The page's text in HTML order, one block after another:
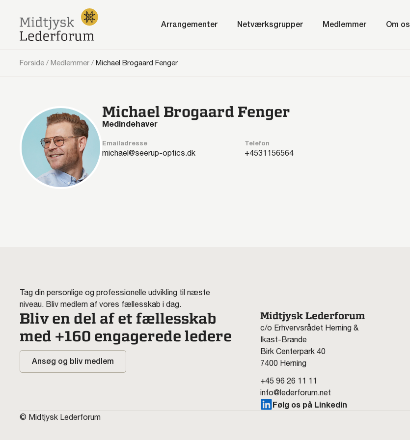
Arrangementer Netværksgrupper Medlemmer Om os
Forside / Medlemmer / Michael Brogaard Fenger
Michael Brogaard Fenger
Medindehaver
Emailadresse
michael@seerup-optics.dk
Telefon
31156564
Tag din personlige og professionelle udvikling til næste
niveau. Bliv medlem af vores fællesskab i dag.
Bliv en del af et fællesskab
med +160 engagerede ledere
Ansøg og bliv medlem
Midtjysk Lederforum
c/o Erhvervsrådet Herning &
Ikast-Brande
Birk Centerpark 40
7400 Herning
+45 96 26 11 11
info@lederforum.net
Følg os på Linkedin
© Midtjysk Lederforum